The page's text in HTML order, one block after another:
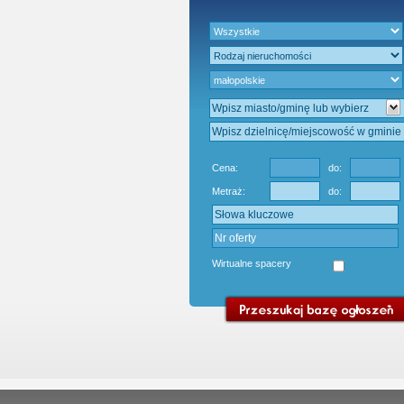
Cena: do:
Metraż: do:
Wirtualne spacery